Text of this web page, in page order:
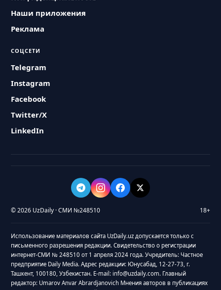
Наши приложения
Реклама
СОЦСЕТИ
Telegram
Instagram
Facebook
Twitter/X
LinkedIn
© 2026 UzDaily · СМИ №248510 18+
Использование материалов сайта UzDaily.uz допускается только с
письменного разрешения редакции. Свидетельство о регистрации
интернет-СМИ № 248510 от 1 апреля 2024 года. Учредитель: Частное
предприятие Daily Media. Адрес редакции: Юнусабад, 12-27-73, г.
Ташкент, 100180, Узбекистан. E-mail: info@uzdaily.com. Главный
редактор: Umarov Anvar Abrardjanovich Мнения авторов в публикациях